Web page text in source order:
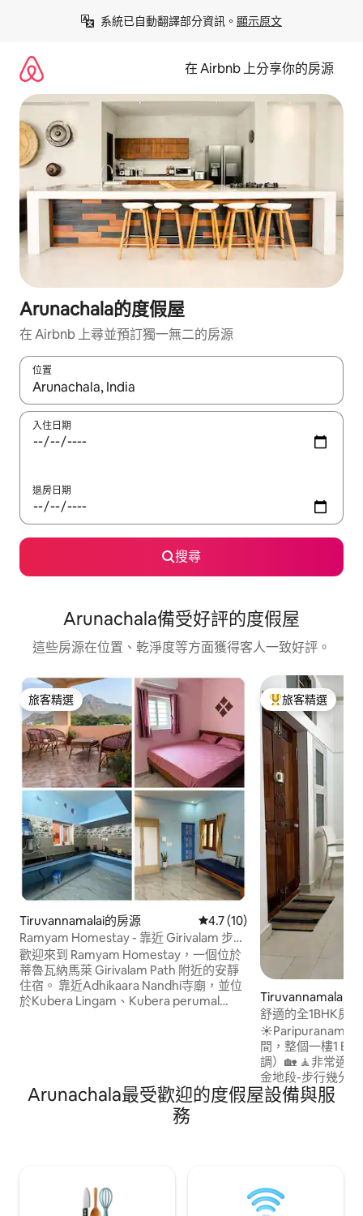
系統已自動翻譯部分資訊。 顯示原文
在 Airbnb 上分享你的房源
Arunachala的度假屋
在 Airbnb 上尋並預訂獨一無二的房源
位置
如有搜尋結果，瀏覽內容時請使用上下箭頭，或輕點、滑動裝置。
入住日期
退房日期
搜尋
Arunachala備受好評的度假屋
這些房源在位置、乾淨度等方面獲得客人一致好評。
旅客精選
旅客精選
Tiruvannamalai的房源 從 10 則評價中獲得 4.7 的平
4.7 (10)
Ramyam Homestay - 靠近 Girivalam 步道
的房源
歡迎來到 Ramyam Homestay，一個位於
蒂魯瓦納馬萊 Girivalam Path 附近的安靜
住宿。 靠近Adhikaara Nandhi寺廟，並位
於Kubera Lingam、Kubera perumal
適合靈修旅客、吉里瓦拉姆步行者以及任
旅客精選榜首
旅客精選
Tiruvannamalai的
舒適的全1BHK房
Ramanashram ）
☀️Paripuranam☀️
間，整個一樓1
調）🏡 🧘非常適合靈性Sadhana🙏。 🦚黃
金地段-步行幾分
Ramanasramam
ashram🚶 靠近好餐廳、汽車站和商店。
Bhava🙏
Arunachala最受歡迎的度假屋設備與服
務